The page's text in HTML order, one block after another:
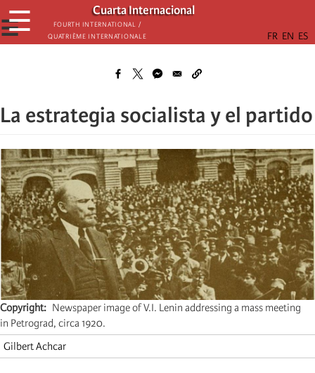
Skip
to
main
Cuarta Internacional
Fourth International /
Quatrième internationale
☰
☰
La estrategia socialista y el partido
Copyright
Newspaper image of V.I. Lenin addressing a mass meeting
in Petrograd, circa 1920.
Gilbert Achcar